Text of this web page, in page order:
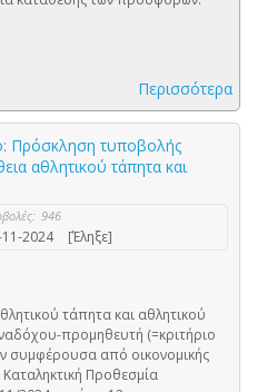
Περισσότερα
Πρόσκληση τυποβολής
αθλητικού τάπητα και
946
2024 [Έληξε]
τάπητα και αθλητικού
προμηθευτή (=κριτήριο
συμφέρουσα από οικονομικής
Προθεσμία